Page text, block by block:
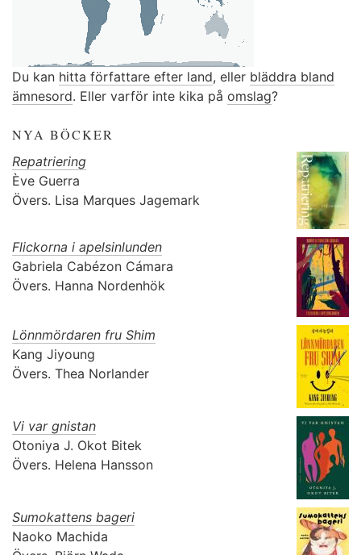
Du kan hitta författare efter land, eller bläddra bland
ämnesord. Eller varför inte kika på omslag?
NYA BÖCKER
Repatriering
Ève Guerra
Övers. Lisa Marques Jagemark
Flickorna i apelsinlunden
Gabriela Cabézon Cámara
Övers. Hanna Nordenhök
Lönnmördaren fru Shim
Kang Jiyoung
Övers. Thea Norlander
Vi var gnistan
Otoniya J. Okot Bitek
Övers. Helena Hansson
Sumokattens bageri
Naoko Machida